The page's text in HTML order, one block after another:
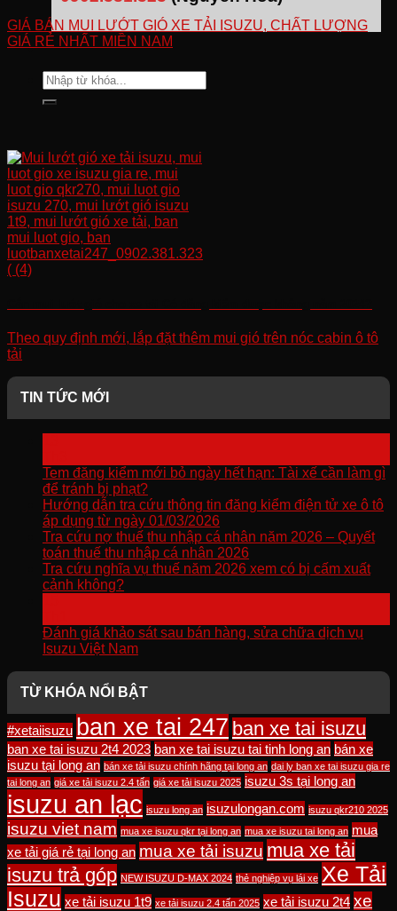
Tìm
kiếm:
GIÁ BÁN MUI LƯỚT GIÓ XE TẢI ISUZU, CHẤT LƯỢNG
GIÁ RẺ NHẤT MIỀN NAM
Theo quy định mới, lắp đặt thêm mui gió trên nóc cabin ô tô
tải
TIN TỨC MỚI
Tem đăng kiểm mới bỏ ngày hết hạn: Tài xế cần làm gì
để tránh bị phạt?
Hướng dẫn tra cứu thông tin đăng kiểm điện tử xe ô tô
áp dụng từ ngày 01/03/2026
Tra cứu nợ thuế thu nhập cá nhân năm 2026 – Quyết
toán thuế thu nhập cá nhân 2026
Tra cứu nghĩa vụ thuế năm 2026 xem có bị cấm xuất
cảnh không?
Đánh giá khảo sát sau bán hàng, sửa chữa dịch vụ
Isuzu Việt Nam
TỪ KHÓA NỔI BẬT
#xetaiisuzu ban xe tai 247 ban xe tai isuzu
ban xe tai isuzu 2t4 2023 ban xe tai isuzu tai tinh long an bán xe
isuzu tại long an bán xe tải isuzu chính hãng tại long an dai ly ban xe tai isuzu gia re
tai long an giá xe tải isuzu 2.4 tấn giá xe tải isuzu 2025 isuzu 3s tại long an
isuzu an lạc isuzu long an isuzulongan.com isuzu qkr210 2025
isuzu viet nam mua xe isuzu qkr tại long an mua xe isuzu tai long an mua
xe tải giá rẻ tại long an mua xe tải isuzu mua xe tải
isuzu trả góp NEW ISUZU D-MAX 2024 thẻ nghiệp vụ lái xe Xe Tải
Isuzu xe tải isuzu 1t9 xe tải isuzu 2.4 tấn 2025 xe tải isuzu 2t4 xe